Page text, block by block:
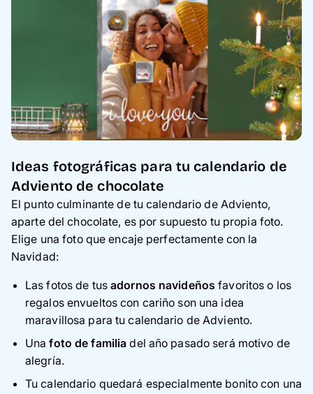
Ideas fotográficas para tu calendario de
Adviento de chocolate
El punto culminante de tu calendario de Adviento,
aparte del chocolate, es por supuesto tu propia foto.
Elige una foto que encaje perfectamente con la
Navidad:
Las fotos de tusadornos navideños favoritos o los
regalos envueltos con cariño son una idea
maravillosa para tu calendario de Adviento.
Unafoto de familiadel año pasado será motivo de
alegría.
Tu calendario quedará especialmente bonito con una